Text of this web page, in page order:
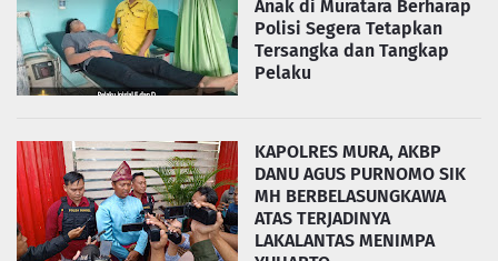
Anak di Muratara Berharap
Polisi Segera Tetapkan
Tersangka dan Tangkap
Pelaku
KAPOLRES MURA, AKBP
DANU AGUS PURNOMO SIK
MH BERBELASUNGKAWA
ATAS TERJADINYA
LAKALANTAS MENIMPA